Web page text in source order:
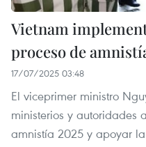
Vietnam
proceso de
17/07/2025 03:48
El viceprimer ministro
ministerios y autoridades
amnistía 2025 y apoyar